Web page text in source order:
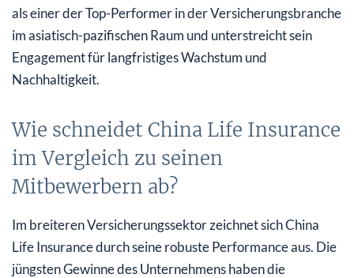
als einer der Top-Performer in der Versicherungsbranche
im asiatisch-pazifischen Raum und unterstreicht sein
Engagement für langfristiges Wachstum und
Nachhaltigkeit.
Wie schneidet China Life Insurance
im Vergleich zu seinen
Mitbewerbern ab?
Im breiteren Versicherungssektor zeichnet sich China
Life Insurance durch seine robuste Performance aus. Die
jüngsten Gewinne des Unternehmens haben die